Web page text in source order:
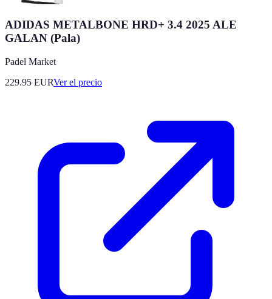
ADIDAS METALBONE HRD+ 3.4 2025 ALE
GALAN (Pala)
Padel Market
229.95 EURVer el precio